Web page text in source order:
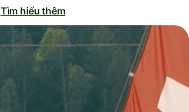
Tìm hiểu thêm